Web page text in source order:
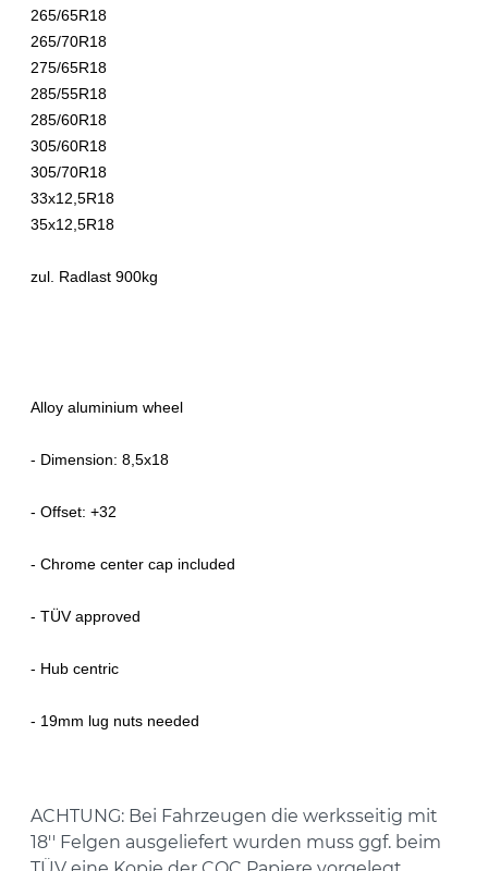
265/65R18
265/70R18
275/65R18
285/55R18
285/60R18
305/60R18
305/70R18
33x12,5R18
35x12,5R18
zul. Radlast 900kg
Alloy aluminium wheel
- Dimension: 8,5x18
- Offset: +32
- Chrome center cap included
- TÜV approved
- Hub centric
- 19mm lug nuts needed
ACHTUNG: Bei Fahrzeugen die werksseitig mit
18'' Felgen ausgeliefert wurden muss ggf. beim